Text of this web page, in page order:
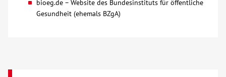
bioeg.de – Website des Bundesinstituts für öffentliche
Gesundheit (ehemals BZgA)